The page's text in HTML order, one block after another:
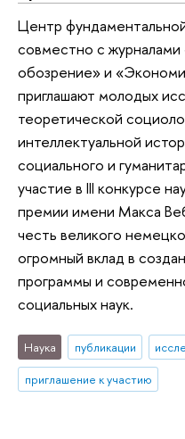
Центр
совместно с
обозрение» и
приглашают молодых
теоретической
интеллектуальной
социального и
участие в III конкурсе
премии имени Макса
честь великого
огромный вклад в
программы и
социальных наук.
Наука публикации
приглашение к участию